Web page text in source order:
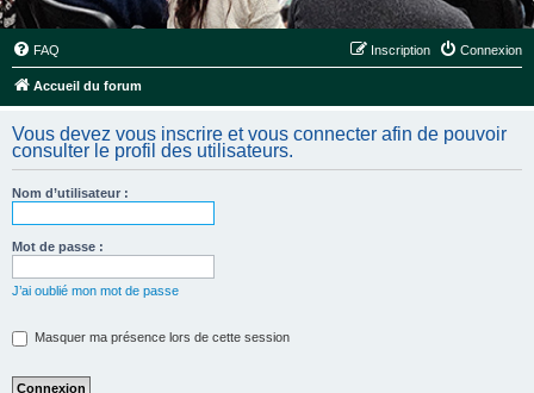
FAQ Connexion
Inscription
Accueil du forum
Vous devez vous inscrire et vous connecter afin de pouvoir
consulter le profil des utilisateurs.
Nom d’utilisateur :
Mot de passe :
J’ai oublié mon mot de passe
Masquer ma présence lors de cette session